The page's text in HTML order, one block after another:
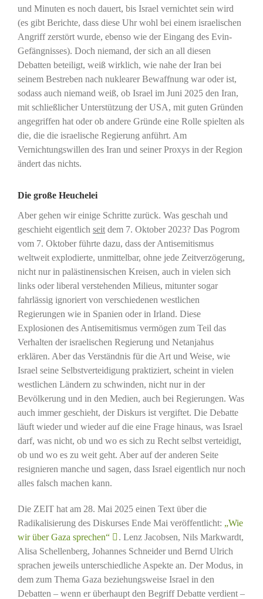
und Minuten es noch dauert, bis Israel vernichtet sein wird
(es gibt Berichte, dass diese Uhr wohl bei einem israelischen
Angriff zerstört wurde, ebenso wie der Eingang des Evin-
Gefängnisses). Doch niemand, der sich an all diesen
Debatten beteiligt, weiß wirklich, wie nahe der Iran bei
seinem Bestreben nach nuklearer Bewaffnung war oder ist,
sodass auch niemand weiß, ob Israel im Juni 2025 den Iran,
mit schließlicher Unterstützung der USA, mit guten Gründen
angegriffen hat oder ob andere Gründe eine Rolle spielten als
die, die die israelische Regierung anführt. Am
Vernichtungswillen des Iran und seiner Proxys in der Region
ändert das nichts.
Die große Heuchelei
Aber gehen wir einige Schritte zurück. Was geschah und
geschieht eigentlich seitdem 7. Oktober 2023? Das Pogrom
vom 7. Oktober führte dazu, dass der Antisemitismus
weltweit explodierte, unmittelbar, ohne jede Zeitverzögerung,
nicht nur in palästinensischen Kreisen, auch in vielen sich
links oder liberal verstehenden Milieus, mitunter sogar
fahrlässig ignoriert von verschiedenen westlichen
Regierungen wie in Spanien oder in Irland. Diese
Explosionen des Antisemitismus vermögen zum Teil das
Verhalten der israelischen Regierung und Netanjahus
erklären. Aber das Verständnis für die Art und Weise, wie
Israel seine Selbstverteidigung praktiziert, scheint in vielen
westlichen Ländern zu schwinden, nicht nur in der
Bevölkerung und in den Medien, auch bei Regierungen. Was
auch immer geschieht, der Diskurs ist vergiftet. Die Debatte
läuft wieder und wieder auf die eine Frage hinaus, was Israel
darf, was nicht, ob und wo es sich zu Recht selbst verteidigt,
ob und wo es zu weit geht. Aber auf der anderen Seite
resignieren manche und sagen, dass Israel eigentlich nur noch
alles falsch machen kann.
Die ZEIT hat am 28. Mai 2025 einen Text über die
Radikalisierung des Diskurses Ende Mai veröffentlicht: „Wie
wir über Gaza sprechen“
. Lenz Jacobsen, Nils Markwardt,
Alisa Schellenberg, Johannes Schneider und Bernd Ulrich
sprachen jeweils unterschiedliche Aspekte an. Der Modus, in
dem zum Thema Gaza beziehungsweise Israel in den
Debatten – wenn er überhaupt den Begriff Debatte verdient –